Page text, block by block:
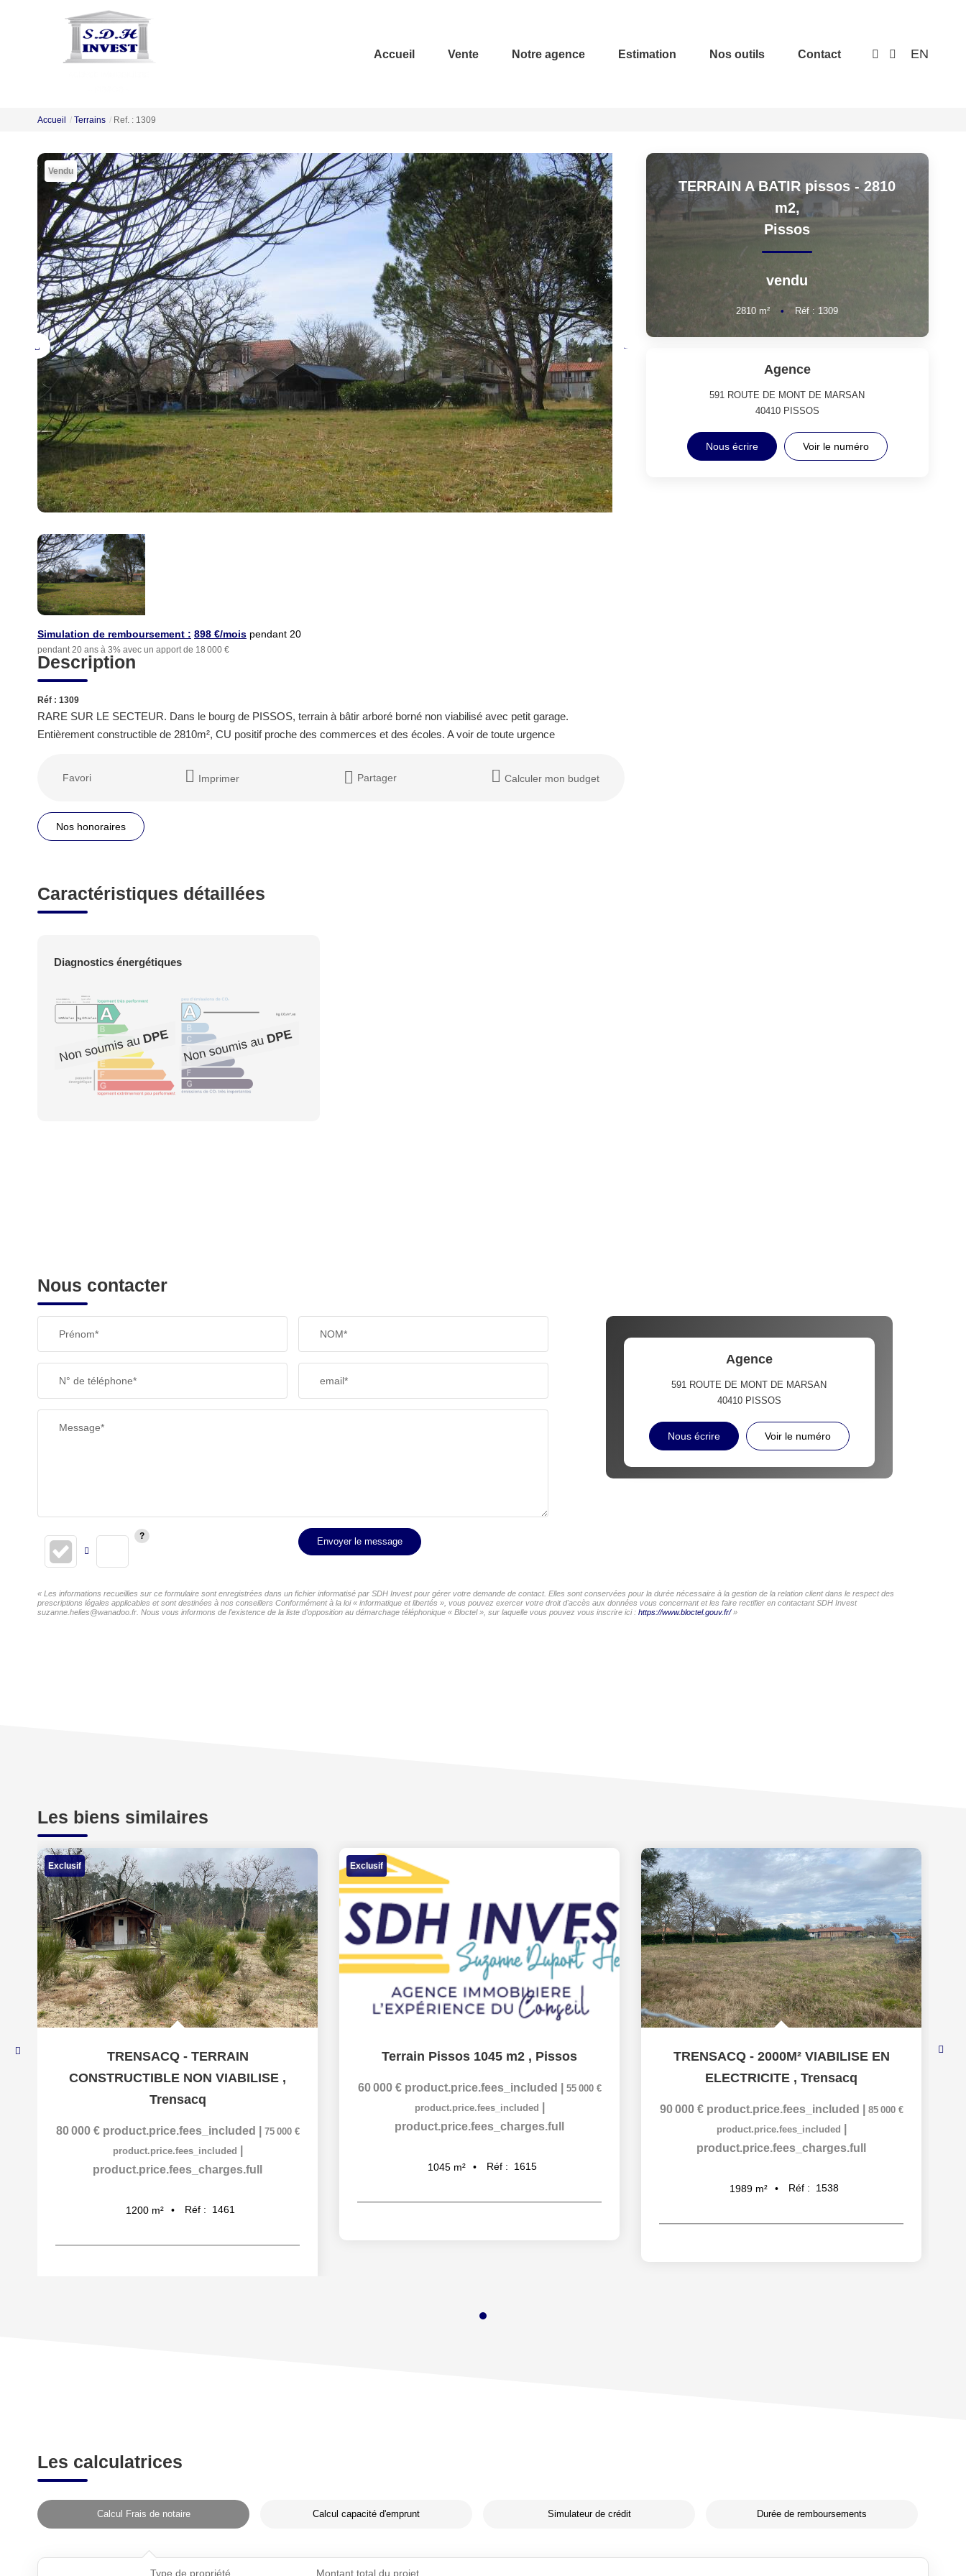
Accueil Vente Notre agence Estimation Nos outils Contact EN
Accueil Terrains Ref. : 1309
Vendu
Simulation de remboursement : 898 €/mois pendant 20
ans à 3% avec un apport
pendant 20 ans à 3% avec un apport de 18 000 €
Description
Réf : 1309
RARE SUR LE SECTEUR. Dans le bourg de PISSOS, terrain à bâtir arboré borné non viabilisé avec petit garage.
Entièrement constructible de 2810m², CU positif proche des commerces et des écoles. A voir de toute urgence
Favori Imprimer Partager Calculer mon budget
Nos honoraires
Caractéristiques détaillées
Diagnostics énergétiques
TERRAIN A BATIR pissos - 2810
m2,
Pissos
vendu
2810 m² • Réf : 1309
Agence
591 ROUTE DE MONT DE MARSAN
40410 PISSOS
Nous écrire Voir le numéro
Nous contacter
Prénom* NOM*
N° de téléphone* email*
Message*
Envoyer le message
Agence
591 ROUTE DE MONT DE MARSAN
40410 PISSOS
Nous écrire Voir le numéro
« Les informations recueillies sur ce formulaire sont enregistrées dans un fichier informatisé par SDH Invest pour gérer votre demande de contact. Elles sont conservées pour la durée nécessaire à la gestion de la relation client dans le respect des
prescriptions légales applicables et sont destinées à nos conseillers Conformément à la loi « informatique et libertés », vous pouvez exercer votre droit d'accès aux données vous concernant et les faire rectifier en contactant SDH Invest
suzanne.helies@wanadoo.fr. Nous vous informons de l'existence de la liste d'opposition au démarchage téléphonique « Bloctel », sur laquelle vous pouvez vous inscrire ici : https://www.bloctel.gouv.fr/»
Les biens similaires
Exclusif
TRENSACQ - TERRAIN
CONSTRUCTIBLE NON VIABILISE ,
Trensacq
80 000 € product.price.fees_included
75 000 €
product.price.fees_included
product.price.fees_charges.full
1200 m² Réf : 1461
Exclusif
Terrain Pissos 1045 m2 , Pissos
60 000 € product.price.fees_included
55 000 €
product.price.fees_included
product.price.fees_charges.full
1045 m² Réf : 1615
TRENSACQ - 2000M² VIABILISE EN
ELECTRICITE , Trensacq
90 000 € product.price.fees_included
85 000 €
product.price.fees_included
product.price.fees_charges.full
1989 m² Réf : 1538
Les calculatrices
Calcul Frais de notaire Calcul capacité d'emprunt Simulateur de crédit Durée de remboursements